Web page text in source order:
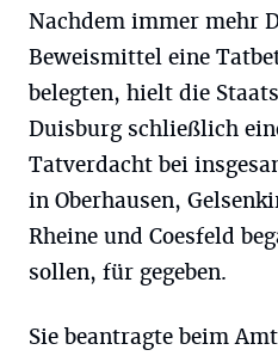
Nachdem immer mehr
Beweismittel eine
belegten, hielt die
Duisburg schließlich
Tatverdacht bei
in Oberhausen,
Rheine und Coesfeld
sollen, für gegeben.
Sie beantragte beim